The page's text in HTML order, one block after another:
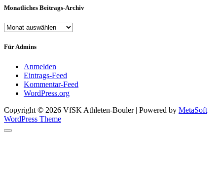
Monatliches Beitrags-Archiv
Monatliches
Archiv
Für Admins
Anmelden
Eintrags-Feed
Kommentar-Feed
WordPress.org
Copyright © 2026 VfSK Athleten-Bouler | Powered by MetaSoft
WordPress Theme